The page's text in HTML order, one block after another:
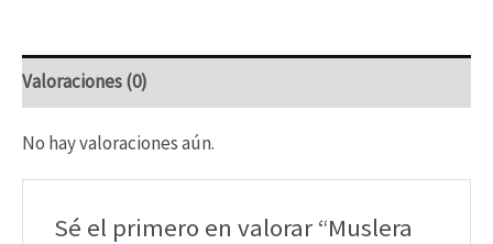
Valoraciones (0)
No hay valoraciones aún.
Sé el primero en valorar “Muslera